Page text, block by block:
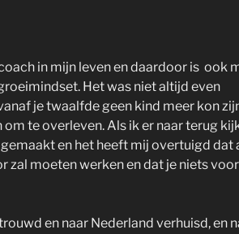
in mijn leven en daardoor is ook
Het was niet altijd even
je twaalfde geen kind meer kon
te overleven. Als ik er naar terug
en het heeft mij overtuigd dat
zal moeten werken en dat je niets voor
en naar Nederland verhuisd, en